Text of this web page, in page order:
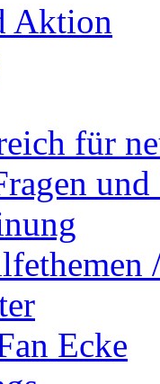
Aktion
für
Ecke